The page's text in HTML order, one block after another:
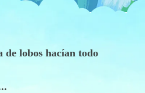
de lobos hacían todo